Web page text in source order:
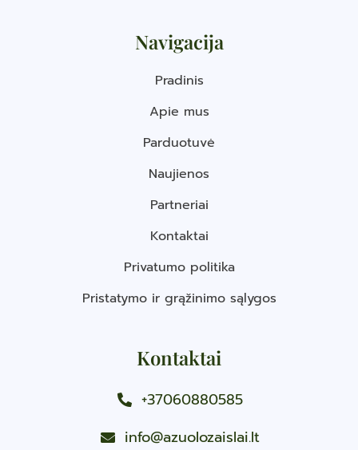
Navigacija
Pradinis
Apie mus
Parduotuvė
Naujienos
Partneriai
Kontaktai
Privatumo politika
Pristatymo ir grąžinimo sąlygos
Kontaktai
+37060880585
info@azuolozaislai.lt